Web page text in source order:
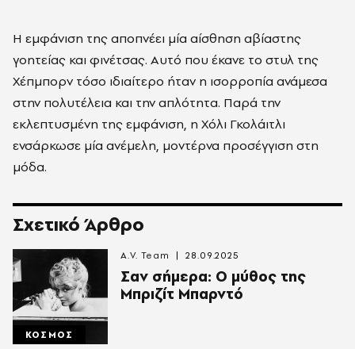
Η εμφάνιση της αποπνέει μία αίσθηση αβίαστης
γοητείας και φινέτσας. Αυτό που έκανε το στυλ της
Χέπμπορν τόσο ιδιαίτερο ήταν η ισορροπία ανάμεσα
στην πολυτέλεια και την απλότητα. Παρά την
εκλεπτυσμένη της εμφάνιση, η Χόλι Γκολάιτλι
ενσάρκωσε μία ανέμελη, μοντέρνα προσέγγιση στη
μόδα.
Σχετικό Άρθρο
ΚΟΣΜΟΣ
Σαν σήμερα: Ο μύθος της
Μπριζίτ Μπαρντό
A.V. Team 28.09.2025